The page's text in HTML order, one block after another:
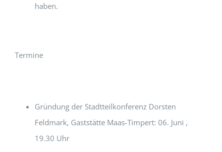
haben.
Termine
Gründung der Stadtteilkonferenz Dorsten
Feldmark, Gaststätte Maas-Timpert: 06. Juni ,
19.30 Uhr